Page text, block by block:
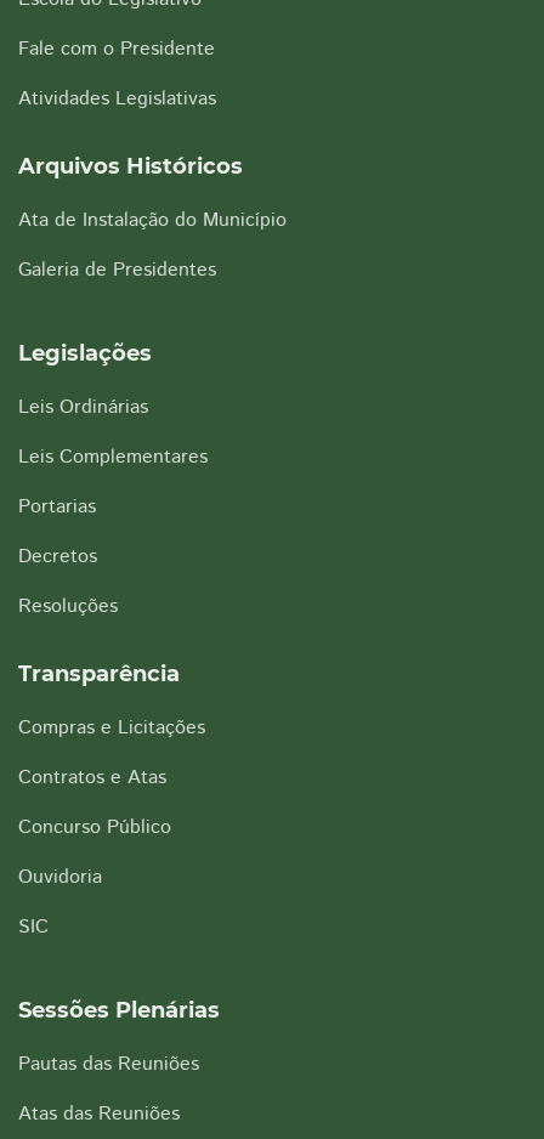
Fale com o Presidente
Atividades Legislativas
Arquivos Históricos
Ata de Instalação do Município
Galeria de Presidentes
Legislações
Leis Ordinárias
Leis Complementares
Portarias
Decretos
Resoluções
Transparência
Compras e Licitações
Contratos e Atas
Concurso Público
Ouvidoria
SIC
Sessões Plenárias
Pautas das Reuniões
Atas das Reuniões